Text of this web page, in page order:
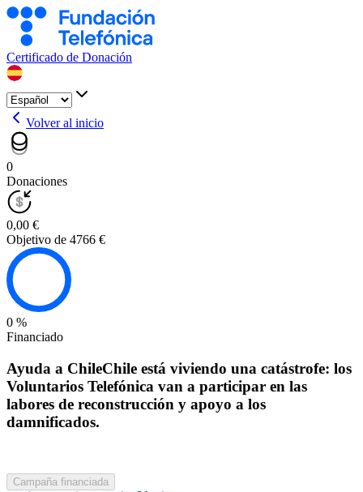
Certificado de Donación
Volver al inicio
0
Donaciones
0,00 €
Objetivo de 4766 €
0 %
Financiado
Ayuda a ChileChile está viviendo una catástrofe: los
Voluntarios Telefónica van a participar en las
labores de reconstrucción y apoyo a los
damnificados.
Campaña financiada